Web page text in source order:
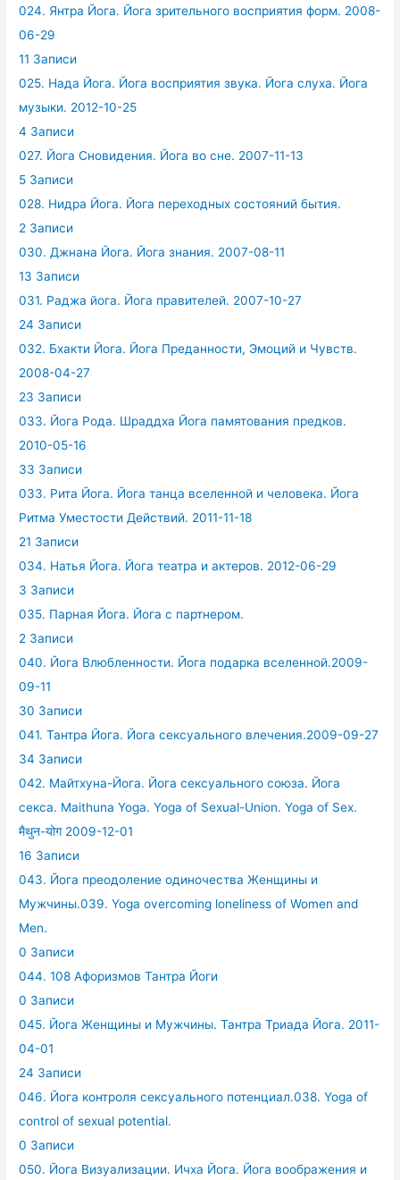
024. Янтра Йога. Йога зрительного восприятия форм. 2008-
06-29
11 Записи
025. Нада Йога. Йога восприятия звука. Йога слуха. Йога
музыки. 2012-10-25
4 Записи
027. Йога Сновидения. Йога во сне. 2007-11-13
5 Записи
028. Нидра Йога. Йога переходных состояний бытия.
2 Записи
030. Джнана Йога. Йога знания. 2007-08-11
13 Записи
031. Раджа йога. Йога правителей. 2007-10-27
24 Записи
032. Бхакти Йога. Йога Преданности, Эмоций и Чувств.
2008-04-27
23 Записи
033. Йога Рода. Шраддха Йога памятования предков.
2010-05-16
33 Записи
033. Рита Йога. Йога танца вселенной и человека. Йога
Ритма Уместости Действий. 2011-11-18
21 Записи
034. Натья Йога. Йога театра и актеров. 2012-06-29
3 Записи
035. Парная Йога. Йога с партнером.
2 Записи
040. Йога Влюбленности. Йога подарка вселенной.2009-
09-11
30 Записи
041. Тантра Йога. Йога сексуального влечения.2009-09-27
34 Записи
042. Майтхуна-Йога. Йога сексуального союза. Йога
секса. Maithuna Yoga. Yoga of Sexual-Union. Yoga of Sex.
मैथुन-योग 2009-12-01
16 Записи
043. Йога преодоление одиночества Женщины и
Мужчины.039. Yoga overcoming loneliness of Women and
Men.
0 Записи
044. 108 Афоризмов Тантра Йоги
0 Записи
045. Йога Женщины и Мужчины. Тантра Триада Йога. 2011-
04-01
24 Записи
046. Йога контроля сексуального потенциал.038. Yoga of
control of sexual potential.
0 Записи
050. Йога Визуализации. Ичха Йога. Йога воображения и